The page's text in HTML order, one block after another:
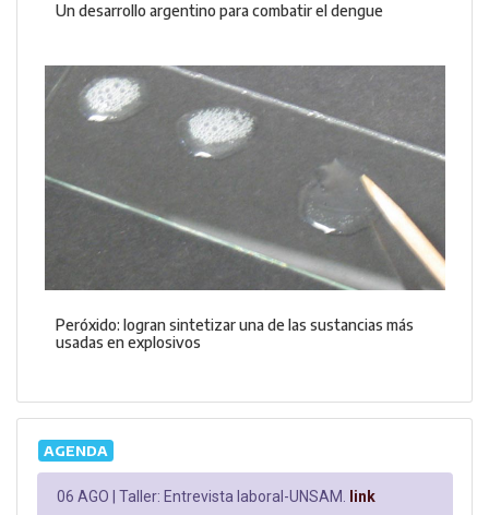
Un desarrollo argentino para combatir el dengue
Peróxido: logran sintetizar una de las sustancias más
usadas en explosivos
AGENDA
06 AGO | Taller: Entrevista laboral-UNSAM. link